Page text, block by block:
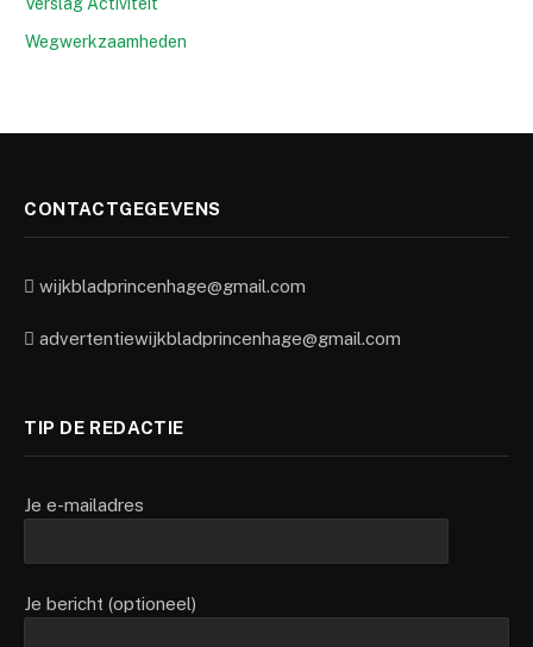
Wegwerkzaamheden
CONTACTGEGEVENS
wijkbladprincenhage@gmail.com
advertentiewijkbladprincenhage@gmail.com
TIP DE REDACTIE
Je e-mailadres
Je bericht (optioneel)